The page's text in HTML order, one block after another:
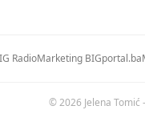
RadioMarketing BIGportal.ba
© 2026 Jelena